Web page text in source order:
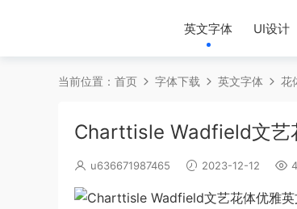
英文字体 UI设计
当前位置： 首页 字体下载 英文字体 花
Charttisle Wadfield文艺
u636671987465 2023-12-12